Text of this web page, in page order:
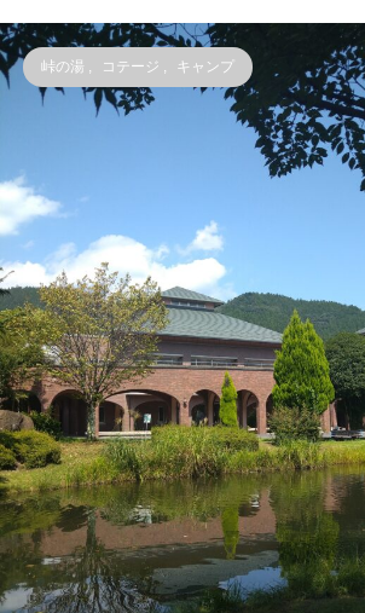
峠の湯 , コテージ , キャンプ